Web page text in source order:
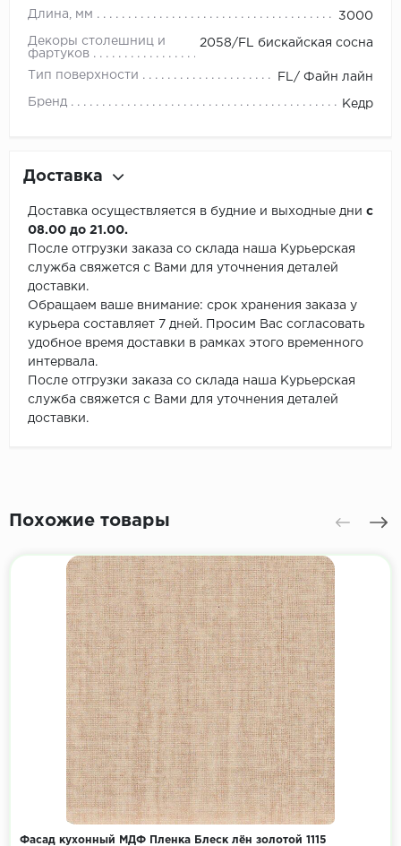
Длина, мм 3000
Декоры столешниц и
фартуков
2058/FL бискайская сосна
Тип поверхности FL/ Файн лайн
Бренд Кедр
Доставка
Доставка осуществляется в будние и выходные дни с
08.00 до 21.00.
После отгрузки заказа со склада наша Курьерская
служба свяжется с Вами для уточнения деталей
доставки.
Обращаем ваше внимание: срок хранения заказа у
курьера составляет 7 дней. Просим Вас согласовать
удобное время доставки в рамках этого временного
интервала.
После отгрузки заказа со склада наша Курьерская
служба свяжется с Вами для уточнения деталей
доставки.
Похожие товары
Фасад кухонный МДФ Пленка Блеск лён золотой 1115